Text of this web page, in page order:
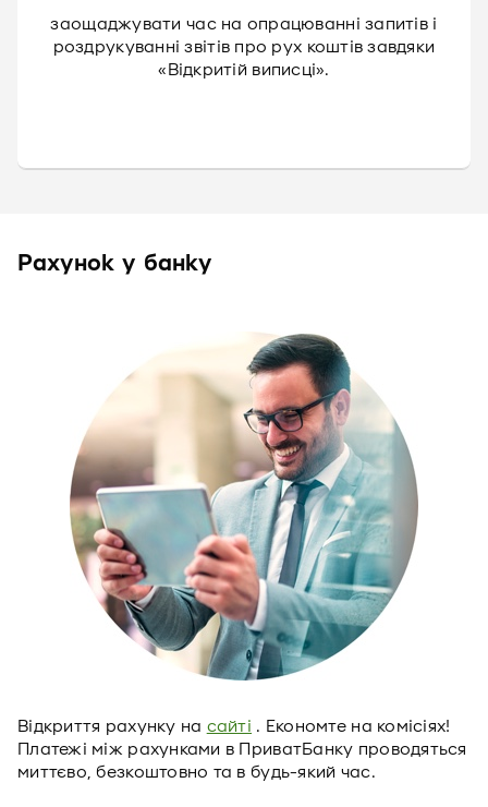
заощаджувати час на опрацюванні запитів і
роздрукуванні звітів про рух коштів завдяки
«Відкритій виписці».
Рахунок у банку
Відкриття рахунку на сайті . Економте на комісіях!
Платежі між рахунками в ПриватБанку проводяться
миттєво, безкоштовно та в будь-який час.